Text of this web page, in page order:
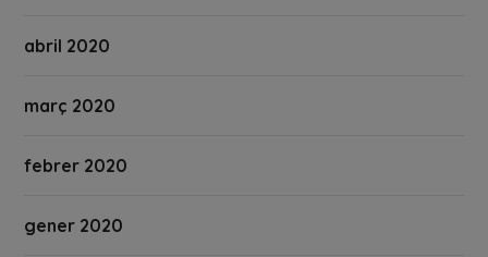
abril 2020
març 2020
febrer 2020
gener 2020